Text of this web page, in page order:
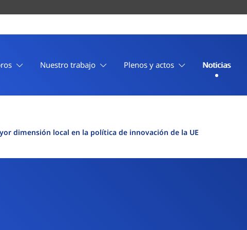
Nuestro trabajo Plenos y actos Noticias
dimensión local en la política de innovación de la UE